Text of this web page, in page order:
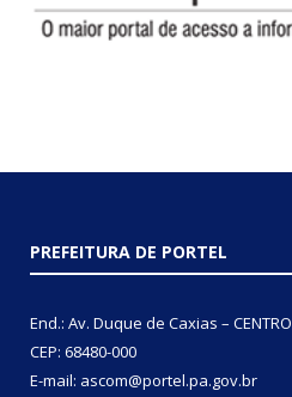
PREFEITURA DE PORTEL
End.: Av. Duque de Caxias – CENTRO
CEP: 68480-000
E-mail: ascom@portel.pa.gov.br